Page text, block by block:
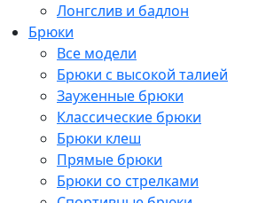
Лонгслив и бадлон
Брюки
Все модели
Брюки с высокой талией
Зауженные брюки
Классические брюки
Брюки клеш
Прямые брюки
Брюки со стрелками